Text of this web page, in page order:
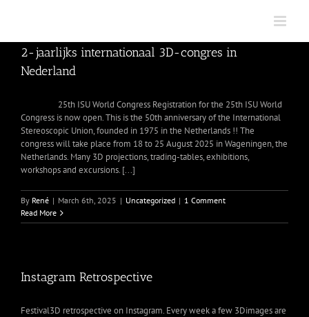
2-jaarlijks internationaal 3D-congres in
Nederland
25th ISU World Congress Registration for the 25th ISU World
Congress is now open. This is the 50th anniversary of the International
Stereoscopic Union, founded in 1975 in the Netherlands !! The
congress will take place from 18 to 25 August 2025 in Wageningen, the
Netherlands. Many 3D projections, trading-tables, exhibitions,
workshops and excursions. [...]
By René | March 6th, 2025 | Uncategorized | 1 Comment
Read More
Instagram Retrospective
Festival3D retrospective on Instagram. Every week a few 3Dimages are